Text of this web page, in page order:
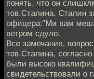
понять, что он
тов.Сталина. Сталин
офицера:"Ми вам
ветром сдуло.
Все замечания,
тов.Сталина,
были высоко
свидетельствовали о